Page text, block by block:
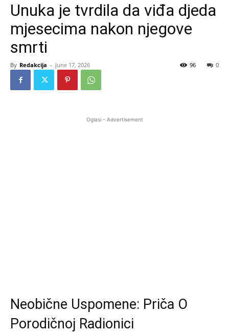
Unuka je tvrdila da viđa djeda
mjesecima nakon njegove
smrti
By Redakcija - June 17, 2026 0
96
Oglasi - Advertisement
Neobične Uspomene: Priča O
Porodičnoj Radionici